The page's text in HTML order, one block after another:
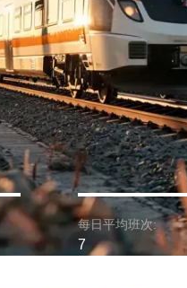
每日平均班次:
7